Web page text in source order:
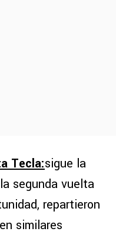
Tecla:sigue la
segunda vuelta
repartieron
similares